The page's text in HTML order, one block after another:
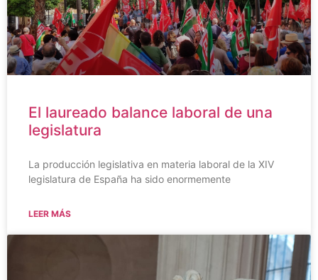
El laureado balance laboral de una
legislatura
La producción legislativa en materia laboral de la XIV
legislatura de España ha sido enormemente
LEER MÁS